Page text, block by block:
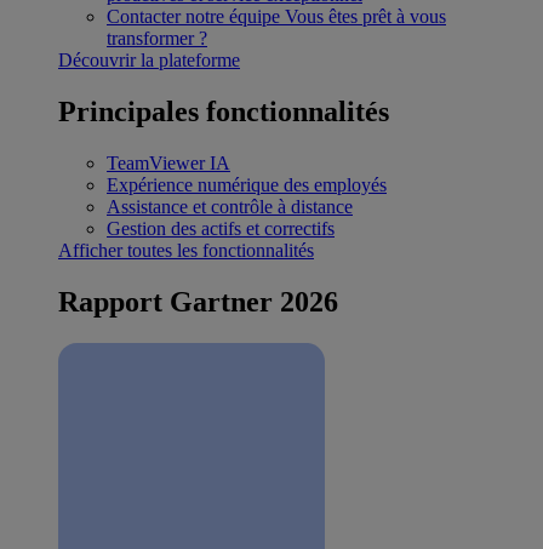
Contacter notre équipe Vous êtes prêt à vous
transformer ?
Découvrir la plateforme
Principales fonctionnalités
TeamViewer IA
Expérience numérique des employés
Assistance et contrôle à distance
Gestion des actifs et correctifs
Afficher toutes les fonctionnalités
Rapport Gartner 2026